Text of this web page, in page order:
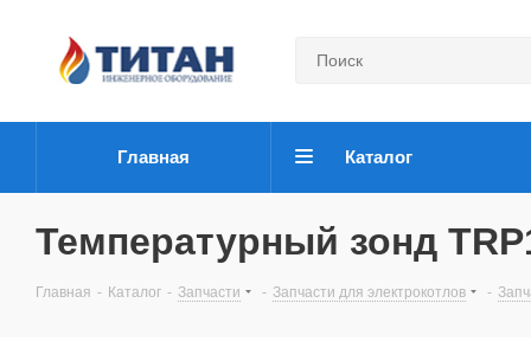
Главная Каталог
Температурный зонд
Главная - Каталог - Запчасти - Запчасти для электрокотлов -